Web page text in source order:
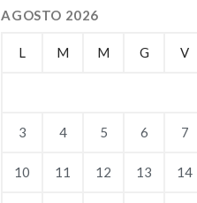
AGOSTO 2026
L M M G V
3 4 5 6 7
10 11 12 13 14